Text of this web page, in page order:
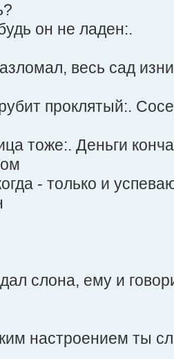
он не ладен:.
весь сад
проклятый:.
тоже:. Деньги
- только и
слона, ему и
настроением ты